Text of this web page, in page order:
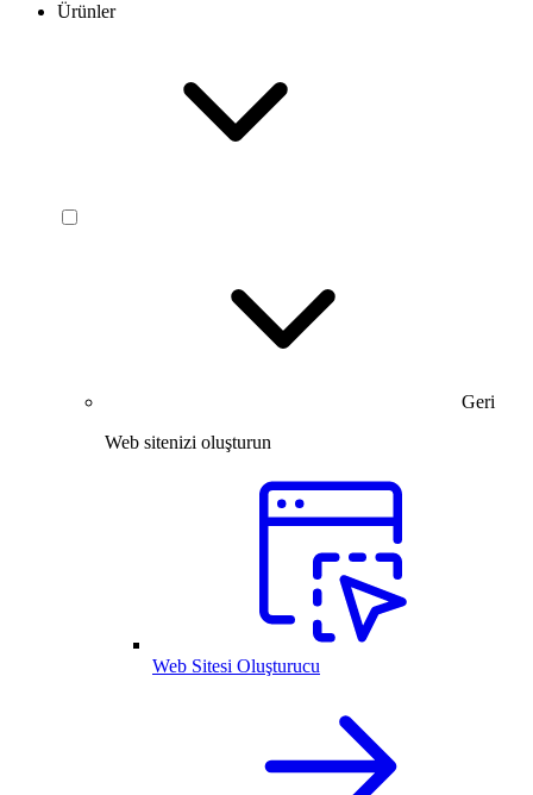
Ürünler
Geri
Web sitenizi oluşturun
Web Sitesi Oluşturucu